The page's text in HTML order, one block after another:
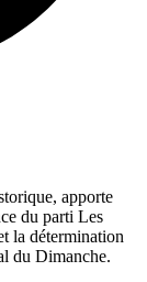
apporte
du parti Les
la détermination
du Dimanche.